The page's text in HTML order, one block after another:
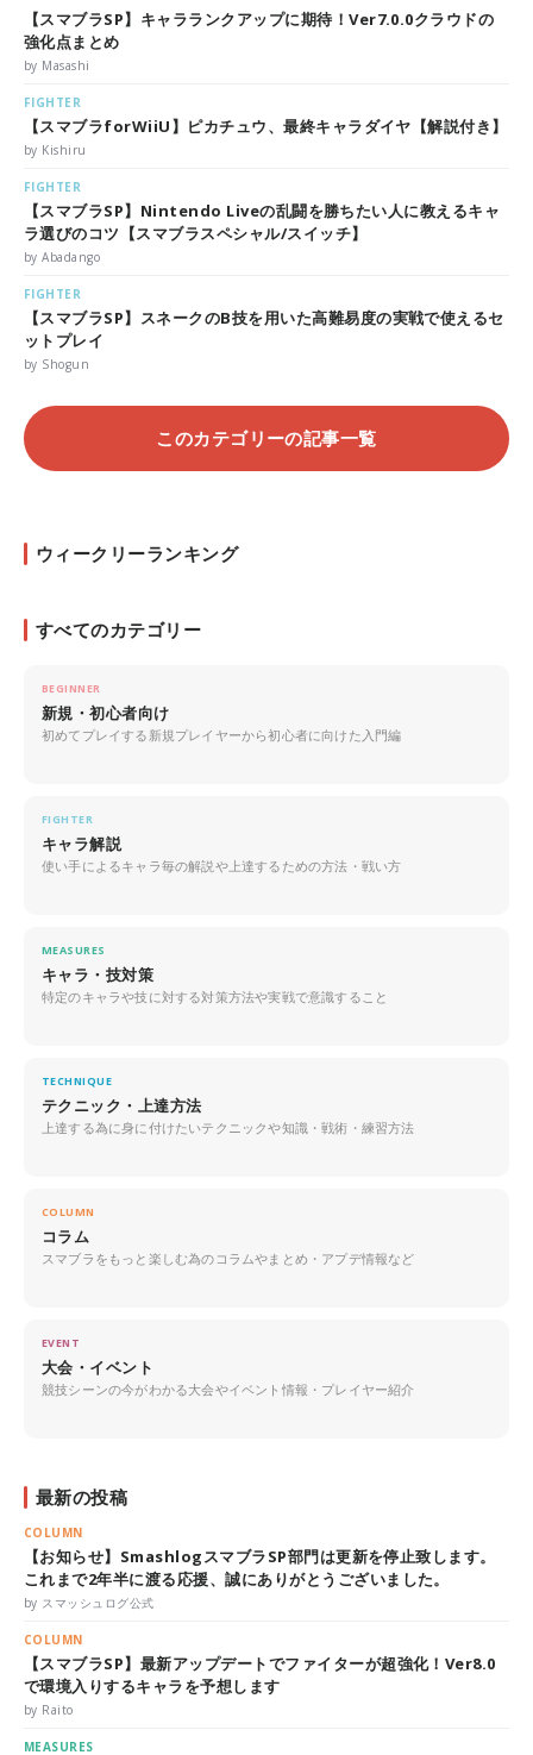
【スマブラSP】キャラランクアップに期待！Ver7.0.0クラウドの
強化点まとめ
by Masashi
FIGHTER
【スマブラforWiiU】ピカチュウ、最終キャラダイヤ【解説付き】
by Kishiru
FIGHTER
【スマブラSP】Nintendo Liveの乱闘を勝ちたい人に教えるキャ
ラ選びのコツ【スマブラスペシャル/スイッチ】
by Abadango
FIGHTER
【スマブラSP】スネークのB技を用いた高難易度の実戦で使えるセ
ットプレイ
by Shogun
このカテゴリーの記事一覧
ウィークリーランキング
すべてのカテゴリー
BEGINNER
新規・初心者向け
初めてプレイする新規プレイヤーから初心者に向けた入門編
FIGHTER
キャラ解説
使い手によるキャラ毎の解説や上達するための方法・戦い方
MEASURES
キャラ・技対策
特定のキャラや技に対する対策方法や実戦で意識すること
TECHNIQUE
テクニック・上達方法
上達する為に身に付けたいテクニックや知識・戦術・練習方法
COLUMN
コラム
スマブラをもっと楽しむ為のコラムやまとめ・アプデ情報など
EVENT
大会・イベント
競技シーンの今がわかる大会やイベント情報・プレイヤー紹介
最新の投稿
COLUMN
【お知らせ】SmashlogスマブラSP部門は更新を停止致します。
これまで2年半に渡る応援、誠にありがとうございました。
by スマッシュログ公式
COLUMN
【スマブラSP】最新アップデートでファイターが超強化！Ver8.0
で環境入りするキャラを予想します
by Raito
MEASURES